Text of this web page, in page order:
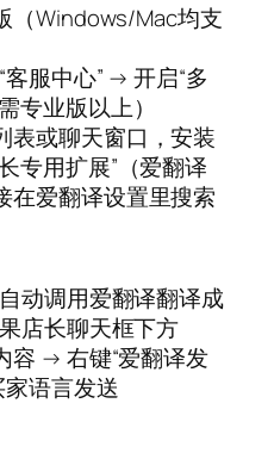
（Windows/Mac均支
服中心” → 开启“多
专业版以上）
表或聊天窗口，安装
专用扩展”（爱翻译
在爱翻译设置里搜索
动调用爱翻译翻译成
店长聊天框下方
容 → 右键“爱翻译发
语言发送